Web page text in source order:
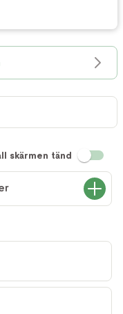
skärmen tänd